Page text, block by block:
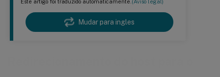
Este artigo foi traduzido automaticamente.(Aviso legal)
Mudar para ingles